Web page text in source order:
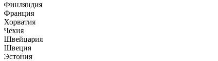
Финляндия
Франция
Хорватия
Чехия
Швейцария
Швеция
Эстония